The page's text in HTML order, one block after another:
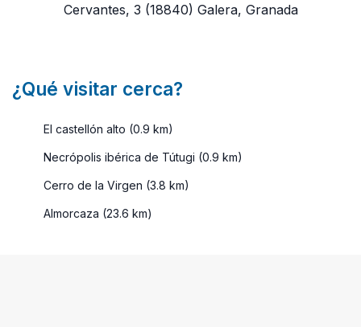
Cervantes, 3 (18840) Galera, Granada
¿Qué visitar cerca?
El castellón alto (0.9 km)
Necrópolis ibérica de Tútugi (0.9 km)
Cerro de la Virgen (3.8 km)
Almorcaza (23.6 km)